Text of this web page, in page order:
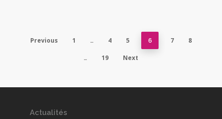
Previous 1 … 4 5 6 7 8
… 19 Next
Actualités